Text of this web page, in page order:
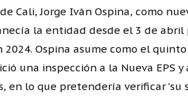
Cali, Jorge Iván Ospina, como
la entidad desde el 3 de
2024. Ospina asume como el
una inspección a la Nueva EPS
en lo que pretendería verificar 'su